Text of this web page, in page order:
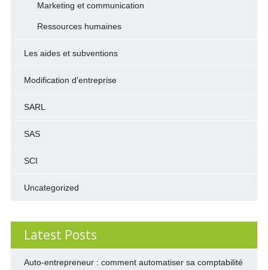
Marketing et communication
Ressources humaines
Les aides et subventions
Modification d'entreprise
SARL
SAS
SCI
Uncategorized
Latest Posts
Auto-entrepreneur : comment automatiser sa comptabilité